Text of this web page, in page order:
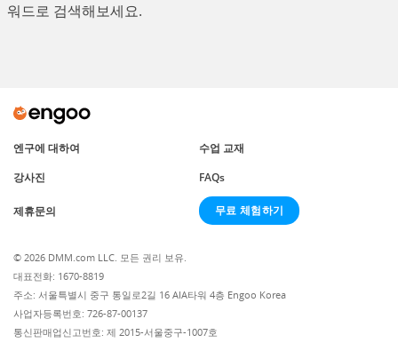
워드로 검색해보세요.
엔구에 대하여
수업 교재
강사진
FAQs
제휴문의 무료 체험하기
© 2026 DMM.com LLC. 모든 권리 보유.
대표전화: 1670-8819
주소: 서울특별시 중구 통일로2길 16 AIA타워 4층 Engoo Korea
사업자등록번호: 726-87-00137
통신판매업신고번호: 제 2015-서울중구-1007호